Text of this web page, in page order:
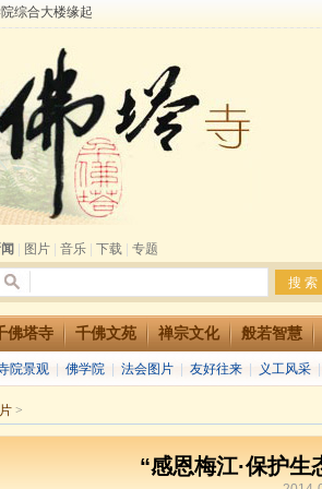
综合大楼缘起
最后七天倒计时 殊胜华严法会 快快同享富贵庄严海
阅藏报名通知
法会
尼和尚开讲《六祖坛经》
堂对大众的开示
学院女众部 2016年招生简章
佛塔寺弘法
祈福息灾地藏七 冥阳两利普渡群蒙盂兰盆
女众部2014年招生简章
图片 音乐 下载 专题
佛塔寺 千佛文苑 禅宗文化 般若智慧
院景观 佛学院 法会图片 友好往来 义工风采
>
“感恩梅江·保护